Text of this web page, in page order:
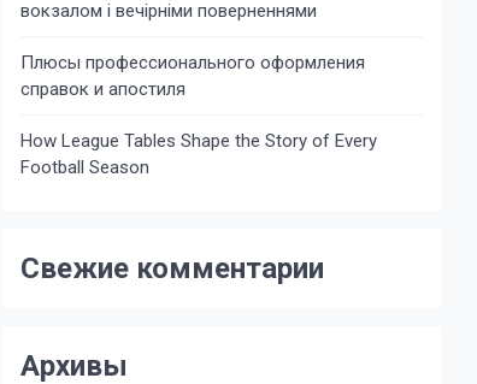
вокзалом і вечірніми поверненнями
Плюсы профессионального оформления
справок и апостиля
How League Tables Shape the Story of Every
Football Season
Свежие комментарии
Архивы